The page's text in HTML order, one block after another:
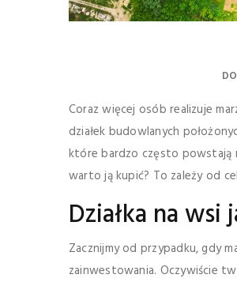
Coraz więcej osób realizuje
działek budowlanych
które bardzo często powstają
warto ją kupić? To zależy od
Działka na
Zacznijmy od przypadku, gdy
zainwestowania. Oczywiście